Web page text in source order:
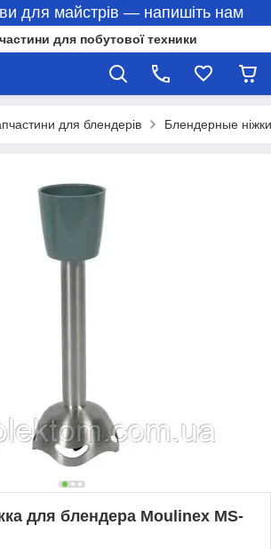
для майстрів — напишіть нам
для побутової техники
для блендерів Блендерные ніжки
для блендера Moulinex MS-